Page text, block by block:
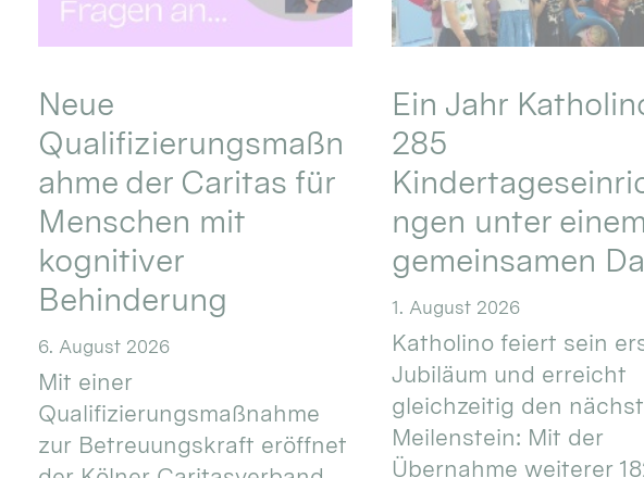
Neue
Qualifizierungsmaßn
ahme der Caritas für
Menschen mit
kognitiver
Behinderung
6. August 2026
Mit einer
Qualifizierungsmaßnahme
zur Betreuungskraft eröffnet
Ein Jahr
285
ngen unter einem
gemeinsamen
1. August 2026
Katholino feiert sein
Jubiläum und erreicht
gleichzeitig den
Meilenstein: Mit der
Übernahme weiterer